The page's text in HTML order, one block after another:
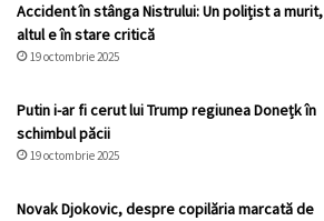
Accident în stânga Nistrului: Un polițist a murit,
altul e în stare critică
19 octombrie 2025
Putin i-ar fi cerut lui Trump regiunea Donețk în
schimbul păcii
19 octombrie 2025
Novak Djokovic, despre copilăria marcată de